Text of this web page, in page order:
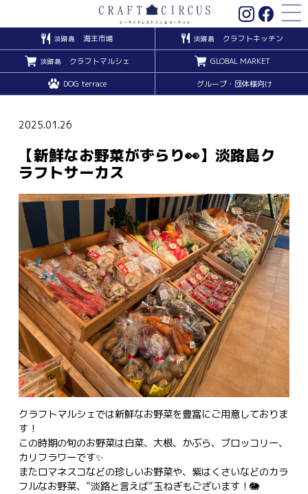
淡路島 海王市場 淡路島 クラフトキッチン
淡路島 クラフトマルシェ GLOBAL MARKET
DOG terrace グループ・団体様向け
2025.01.26
【新鮮なお野菜がずらり👀】淡路島ク
ラフトサーカス
クラフトマルシェでは新鮮なお野菜を豊富にご用意しておりま
す！
この時期の旬のお野菜は白菜、大根、かぶら、ブロッコリー、
カリフラワーです✨
またロマネスコなどの珍しいお野菜や、紫はくさいなどのカラ
フルなお野菜、”淡路と言えば”玉ねぎもございます！🐘